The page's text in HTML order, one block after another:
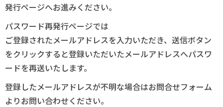
発行ページへお進みください。
パスワード再発行ページでは
ご登録されたメールアドレスを入力いただき、送信ボタン
をクリックすると登録いただいたメールアドレスへパスワ
ードを再送いたします。
登録したメールアドレスが不明な場合はお問合せフォーム
よりお問い合わせください。